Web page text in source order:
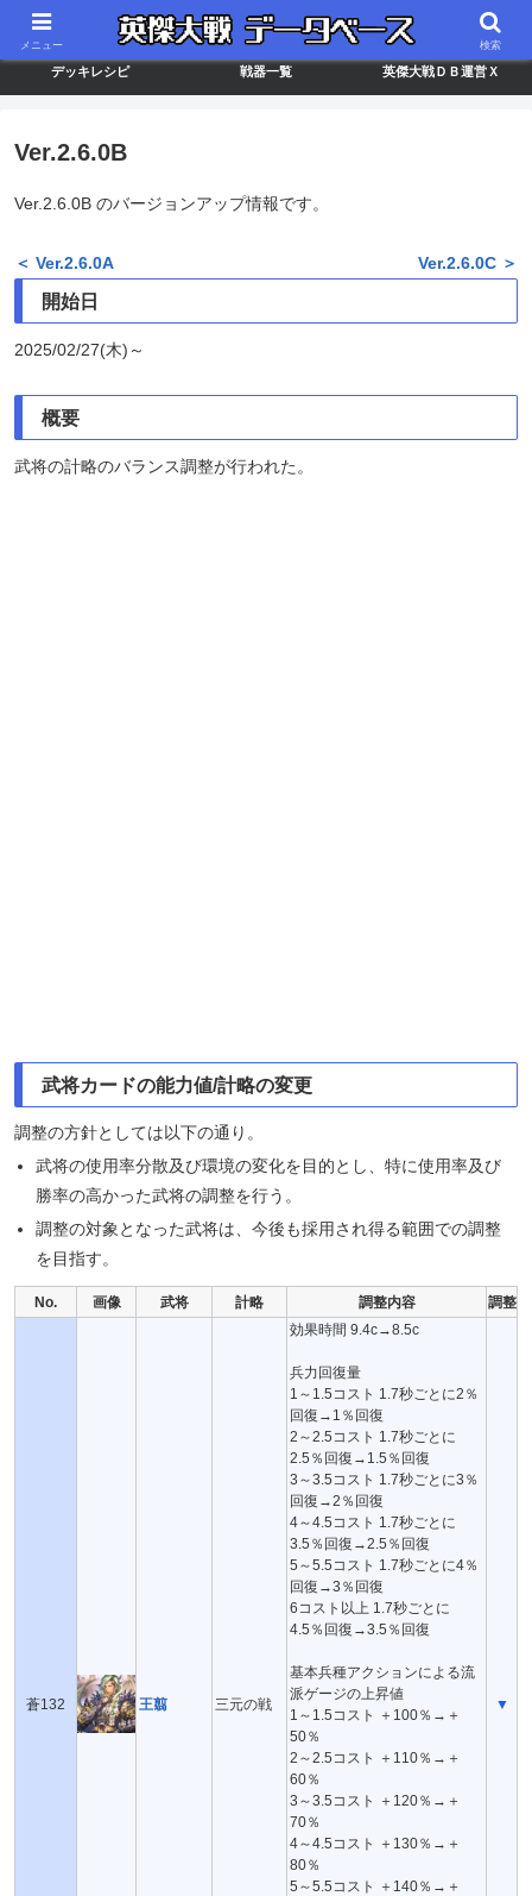
最新バージョン情報 武将ランキング カードリスト
デッキレシピ 戦器一覧 英傑大戦ＤＢ運営Ｘ
Ver.2.6.0B
Ver.2.6.0B のバージョンアップ情報です。
＜ Ver.2.6.0A Ver.2.6.0C ＞
開始日
2025/02/27(木)～
概要
武将の計略のバランス調整が行われた。
武将カードの能力値/計略の変更
調整の方針としては以下の通り。
武将の使用率分散及び環境の変化を目的とし、特に使用率及び
勝率の高かった武将の調整を行う。
調整の対象となった武将は、今後も採用され得る範囲での調整
を目指す。
No. 画像 武将 計略 調整内容 調整
蒼132 王翦 三元の戦
効果時間 9.4c→8.5c
兵力回復量
1～1.5コスト 1.7秒ごとに2％
回復→1％回復
2～2.5コスト 1.7秒ごとに
2.5％回復→1.5％回復
3～3.5コスト 1.7秒ごとに3％
回復→2％回復
4～4.5コスト 1.7秒ごとに
3.5％回復→2.5％回復
5～5.5コスト 1.7秒ごとに4％
回復→3％回復
6コスト以上 1.7秒ごとに
4.5％回復→3.5％回復
基本兵種アクションによる流
派ゲージの上昇値
1～1.5コスト ＋100％→＋
50％
2～2.5コスト ＋110％→＋
60％
3～3.5コスト ＋120％→＋
70％
4～4.5コスト ＋130％→＋
80％
5～5.5コスト ＋140％→＋
▼
メニュー 検索